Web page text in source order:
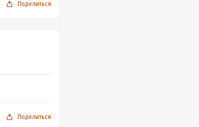
Поделиться
Поделиться